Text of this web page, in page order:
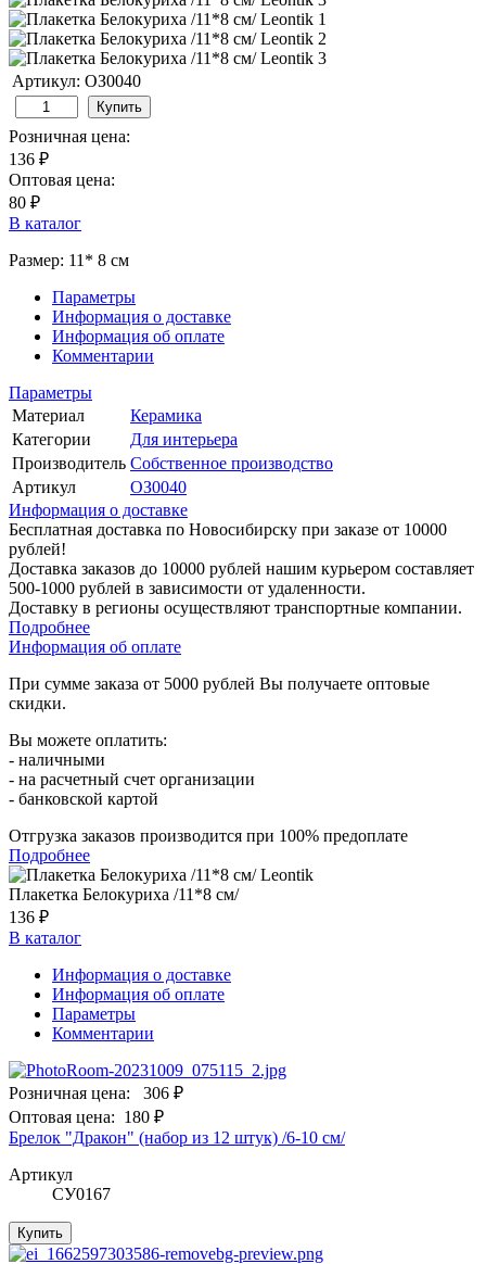
Артикул: ОЗ0040
Купить
Розничная цена:
136 ₽
Оптовая цена:
80 ₽
В каталог
Размер: 11* 8 см
Параметры
Информация о доставке
Информация об оплате
Комментарии
Параметры
Материал
Керамика
Категории
Для интерьера
Производитель Собственное производство
Артикул
ОЗ0040
Информация о доставке
Бесплатная доставка по Новосибирску при заказе от 10000
рублей!
Доставка заказов до 10000 рублей нашим курьером составляет
500-1000 рублей в зависимости от удаленности.
Доставку в регионы осуществляют транспортные компании.
Подробнее
Информация об оплате
При сумме заказа от 5000 рублей Вы получаете оптовые
скидки.
Вы можете оплатить:
- наличными
- на расчетный счет организации
- банковской картой
Отгрузка заказов производится при 100% предоплате
Подробнее
Плакетка Белокуриха /11*8 см/
136 ₽
В каталог
Информация о доставке
Информация об оплате
Параметры
Комментарии
Розничная цена:
306 ₽
Оптовая цена: 180 ₽
Брелок "Дракон" (набор из 12 штук) /6-10 см/
Артикул
СУ0167
Купить